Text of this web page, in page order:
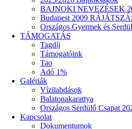
BAJNOKI NEVEZÉSEK
Budapest 2009
Országos Gyermek és
TÁMOGATÁS
Tagdíj
Támogatóink
Tao
Adó 1%
Galériák
Vízilabdások
Balatonakarattya
Országos Serdülő Csapat
Kapcsolat
Dokumentumok